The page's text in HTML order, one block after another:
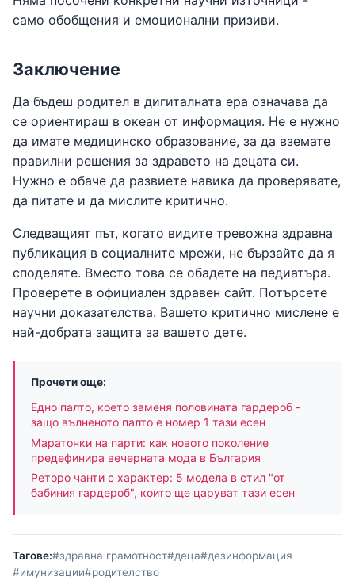
само обобщения и емоционални призиви.
Заключение
Да бъдеш родител в дигиталната ера означава да
се ориентираш в океан от информация. Не е нужно
да имате медицинско образование, за да вземате
правилни решения за здравето на децата си.
Нужно е обаче да развиете навика да проверявате,
да питате и да мислите критично.
Следващият път, когато видите тревожна здравна
публикация в социалните мрежи, не бързайте да я
споделяте. Вместо това се обадете на педиатъра.
Проверете в официален здравен сайт. Потърсете
научни доказателства. Вашето критично мислене е
най-добрата защита за вашето дете.
Прочети още:
Едно палто, което заменя половината гардероб -
защо вълненото палто е номер 1 тази есен
Маратонки на парти: как новото поколение
предефинира вечерната мода в България
Реторо чанти с характер: 5 модела в стил "от
бабиния гардероб", които ще царуват тази есен
Тагове:#здравна грамотност#деца#дезинформация
#имунизации#родителство